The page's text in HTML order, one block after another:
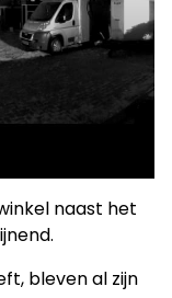
naast het
bleven al zijn